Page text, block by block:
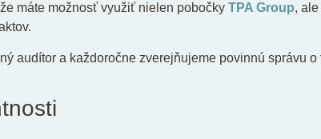
máte možnosť využiť nielen pobočky TPA Group,
audítor a každoročne zverejňujeme povinnú správu o